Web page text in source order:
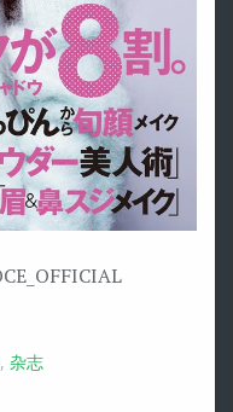
, 杂志